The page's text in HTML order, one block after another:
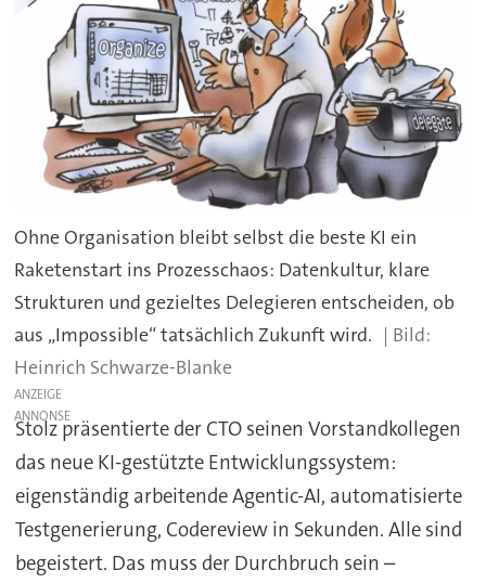
Ohne Organisation bleibt selbst die beste KI ein
Raketenstart ins Prozesschaos: Datenkultur, klare
Strukturen und gezieltes Delegieren entscheiden, ob
aus „Impossible“ tatsächlich Zukunft wird.
Heinrich Schwarze-Blanke
ANZEIGE
Stolz präsentierte der CTO seinen Vorstandkollegen
das neue KI-gestützte Entwicklungssystem:
eigenständig arbeitende Agentic-AI, automatisierte
Testgenerierung, Codereview in Sekunden. Alle sind
begeistert. Das muss der Durchbruch sein –